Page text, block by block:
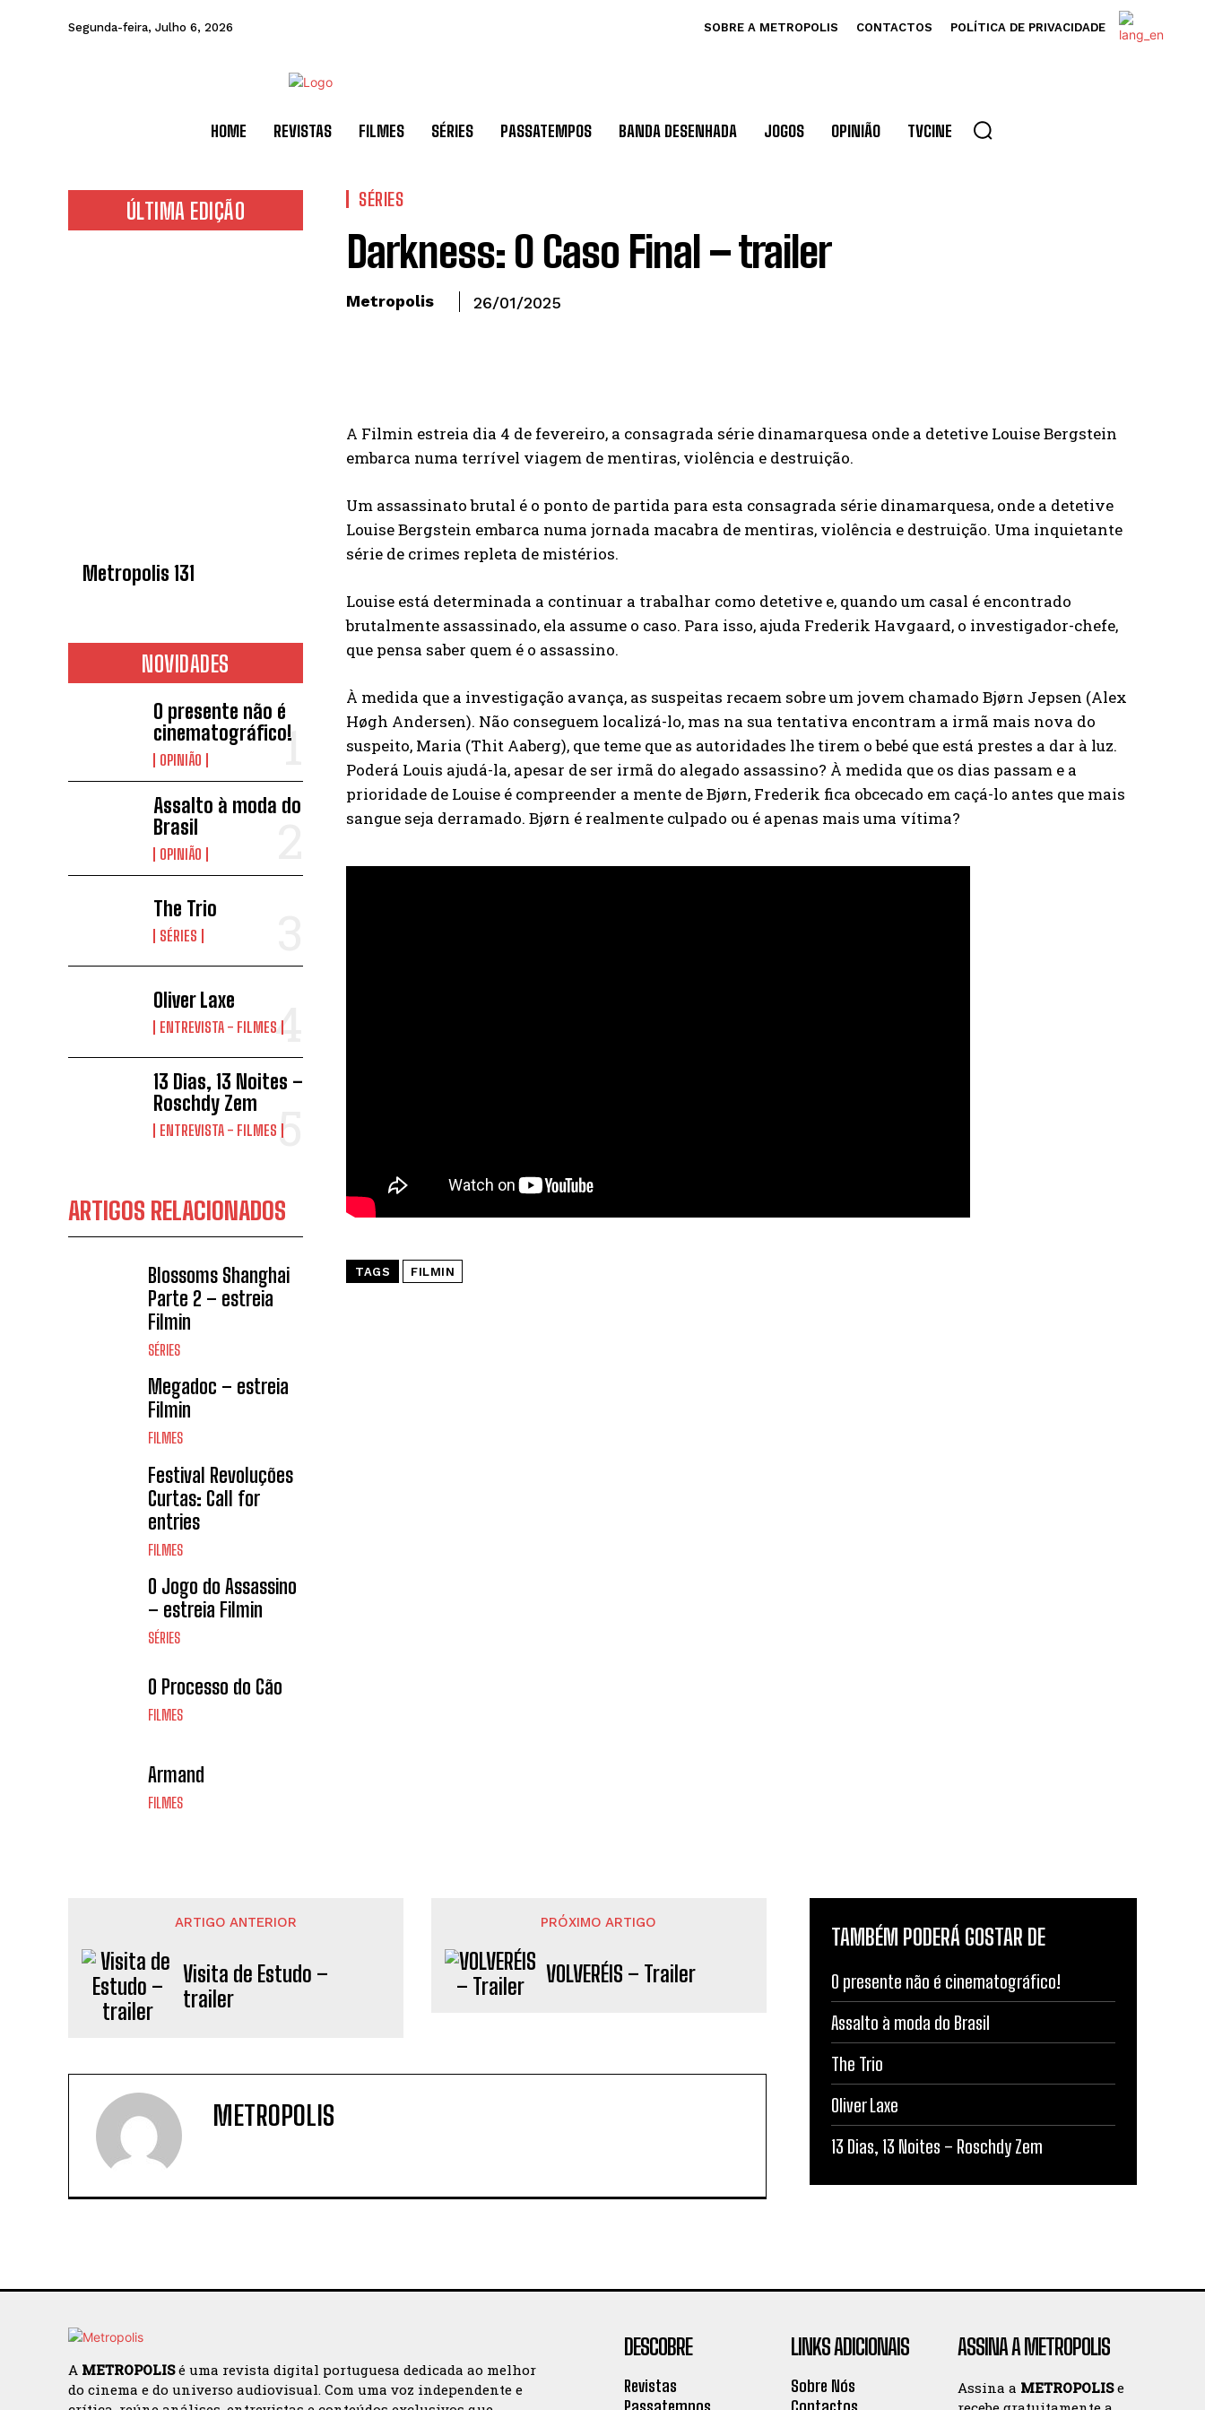
Segunda-feira, Julho 6, 2026 SOBRE A METROPOLIS CONTACTOS POLÍTICA DE PRIVACIDADE
HOME REVISTAS FILMES SÉRIES PASSATEMPOS BANDA DESENHADA JOGOS OPINIÃO TVCINE
ÚLTIMA EDIÇÃO
Metropolis 131
NOVIDADES
O presente não é
cinematográfico!
OPINIÃO
Assalto à moda do
Brasil
OPINIÃO
The Trio
SÉRIES
Oliver Laxe
ENTREVISTA - FILMES
13 Dias, 13 Noites –
Roschdy Zem
ENTREVISTA - FILMES
ARTIGOS RELACIONADOS
Blossoms Shanghai
Parte 2 – estreia
Filmin
SÉRIES
Megadoc – estreia
Filmin
FILMES
Festival Revoluções
Curtas: Call for
entries
FILMES
O Jogo do Assassino
– estreia Filmin
SÉRIES
O Processo do Cão
FILMES
Armand
FILMES
SÉRIES
Darkness: O Caso Final – trailer
Metropolis 26/01/2025
A Filmin estreia dia 4 de fevereiro, a consagrada série dinamarquesa onde a detetive Louise Bergstein
embarca numa terrível viagem de mentiras, violência e destruição.
Um assassinato brutal é o ponto de partida para esta consagrada série dinamarquesa, onde a detetive
Louise Bergstein embarca numa jornada macabra de mentiras, violência e destruição. Uma inquietante
série de crimes repleta de mistérios.
Louise está determinada a continuar a trabalhar como detetive e, quando um casal é encontrado
brutalmente assassinado, ela assume o caso. Para isso, ajuda Frederik Havgaard, o investigador-chefe,
que pensa saber quem é o assassino.
À medida que a investigação avança, as suspeitas recaem sobre um jovem chamado Bjørn Jepsen (Alex
Høgh Andersen). Não conseguem localizá-lo, mas na sua tentativa encontram a irmã mais nova do
suspeito, Maria (Thit Aaberg), que teme que as autoridades lhe tirem o bebé que está prestes a dar à luz.
Poderá Louis ajudá-la, apesar de ser irmã do alegado assassino? À medida que os dias passam e a
prioridade de Louise é compreender a mente de Bjørn, Frederik fica obcecado em caçá-lo antes que mais
sangue seja derramado. Bjørn é realmente culpado ou é apenas mais uma vítima?
TAGS FILMIN
ARTIGO ANTERIOR
Visita de Estudo –
trailer
PRÓXIMO ARTIGO
VOLVERÉIS – Trailer
METROPOLIS
TAMBÉM PODERÁ GOSTAR DE
O presente não é cinematográfico!
Assalto à moda do Brasil
The Trio
Oliver Laxe
13 Dias, 13 Noites – Roschdy Zem
A METROPOLISé uma revista digital portuguesa dedicada ao melhor
do cinema e do universo audiovisual. Com uma voz independente e
DESCOBRE
Revistas
LINKS ADICIONAIS
Sobre Nós
ASSINA A METROPOLIS
Assina a METROPOLISe